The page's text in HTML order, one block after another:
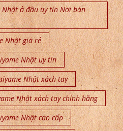
Nhật ở đâu uy tín Nơi bán
Nhật giá rẻ
Nhật uy tín
Nhật xách tay
Nhật xách tay chính hãng
Nhật cao cấp